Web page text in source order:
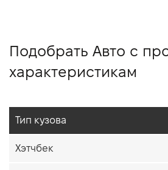
Подобрать Авто с
характеристикам
Тип кузова
Хэтчбек